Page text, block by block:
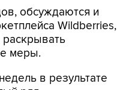
обсуждаются и
Wildberries,
меры.
в результате